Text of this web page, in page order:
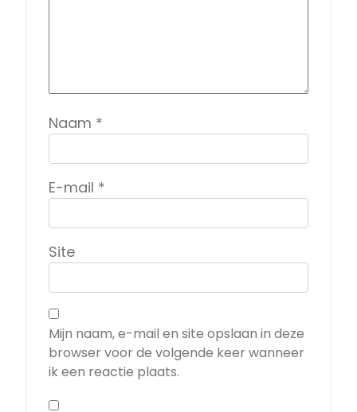
Naam *
E-mail *
Site
Mijn naam, e-mail en site opslaan in deze
browser voor de volgende keer wanneer
ik een reactie plaats.